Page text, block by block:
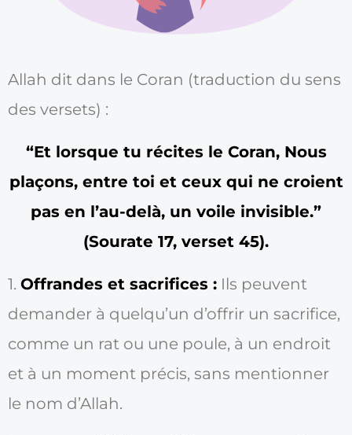
Allah dit dans le Coran (traduction du sens
des versets) :
“Et lorsque tu récites le Coran, Nous
plaçons, entre toi et ceux qui ne croient
pas en l’au-delà, un voile invisible.”
(Sourate 17, verset 45).
1. Offrandes et sacrifices : Ils peuvent
demander à quelqu’un d’offrir un sacrifice,
comme un rat ou une poule, à un endroit
et à un moment précis, sans mentionner
le nom d’Allah.